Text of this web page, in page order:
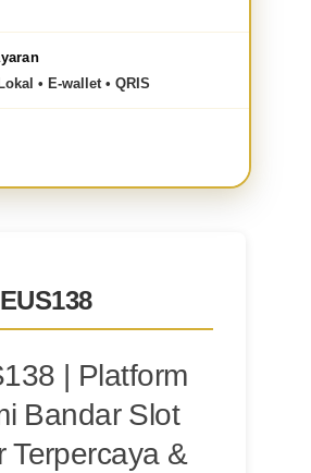
• E-wallet • QRIS
| Platform
Bandar Slot
Terpercaya &